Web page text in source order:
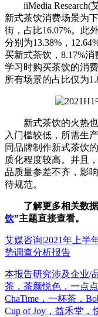
iiMedia Research(
新式茶饮消费场景为
街，占比16.07%。此
分别为13.38%，
买新式茶饮，8.17%
学习时购买茶饮的消
所有场景的占比仅为
新式茶饮的火热也
入门槛较低，所需生
同品牌制作新式茶饮
质化程度较高。并且
品质量参差不齐，影
待规范。
了解更多相关数
饮”主题直接查看。
艾媒咨询|2021年上半
势调查分析报告
本报告研究涉及企业/
茶，茶颜悦色，一点
ChaTime，一杯茶，
Cup of Joy，益禾堂